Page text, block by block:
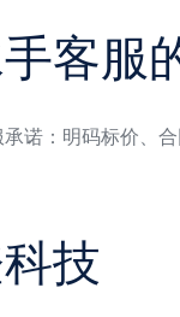
客服
诺：明码标价、
技